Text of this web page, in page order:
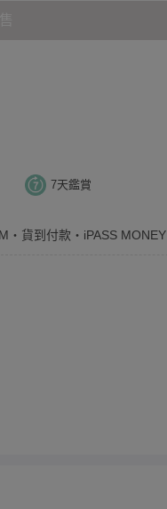
7天鑑賞
・貨到付款・iPASS MONEY